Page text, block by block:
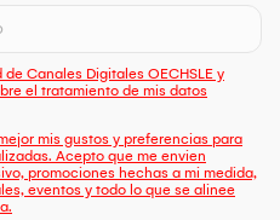
Canales Digitales OECHSLE y
el tratamiento de mis datos
mis gustos y preferencias para
Acepto que me envien
promociones hechas a mi medida,
eventos y todo lo que se alinee